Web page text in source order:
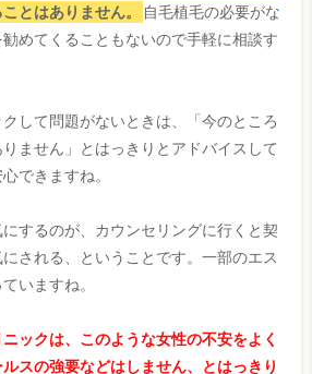
とはありません。
自毛植毛の必要がな
めてくることもないので手軽に相談す
して問題がないときは、「今のところ
ません」とはっきりとアドバイスして
できますね。
するのが、カウンセリングに行くと契
される、ということです。一部のエス
いますね。
ックは、このような女性の不安をよく
スの強要などはしません、とはっきり